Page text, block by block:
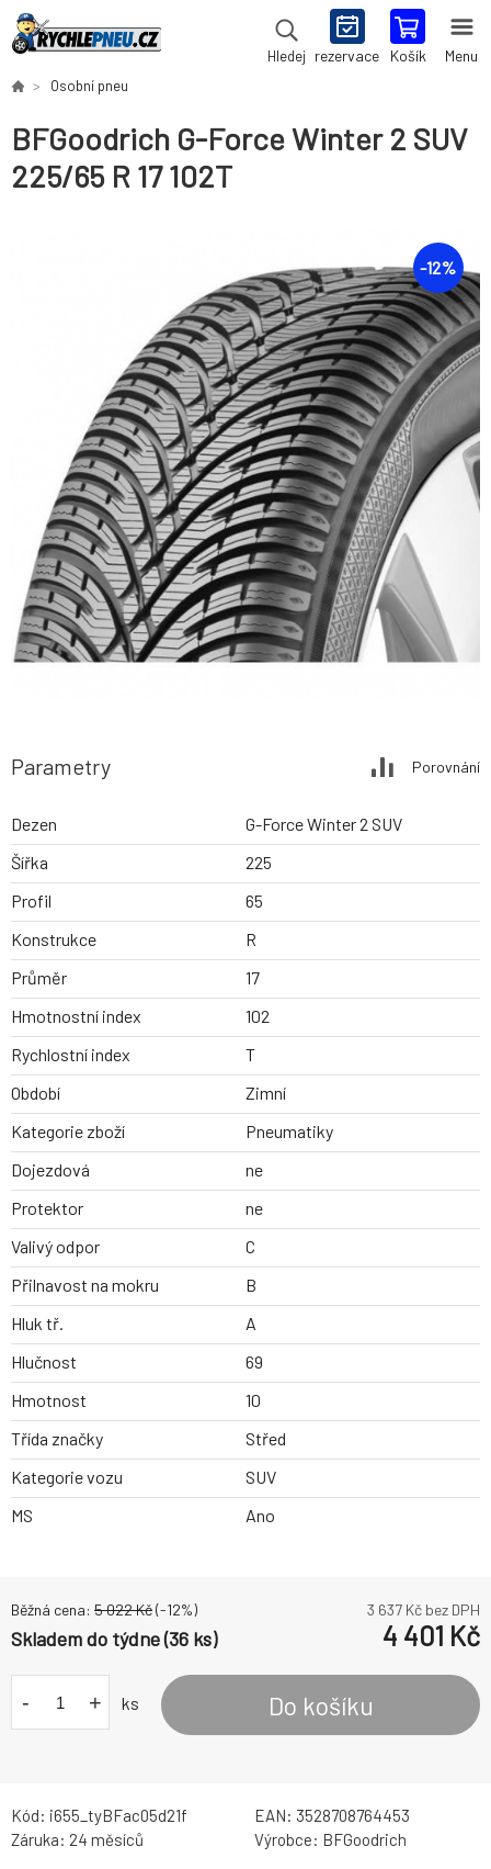
Hledej rezervace Košík Menu
Osobní pneu
BFGoodrich G-Force Winter 2 SUV
225/65 R 17 102T
-12%
Parametry Porovnání
Dezen
G-Force Winter 2 SUV
Šířka
225
Profil
65
Konstrukce
R
Průměr
17
Hmotnostní index
102
Rychlostní index
T
Období
Zimní
Kategorie zboží
Pneumatiky
Dojezdová
ne
Protektor
ne
Valivý odpor
C
Přilnavost na mokru
B
Hluk tř.
A
Hlučnost
69
Hmotnost
10
Třída značky
Střed
Kategorie vozu
SUV
MS
Ano
Běžná cena: 5 022Kč(-12%) 3 637 Kč bez DPH
Skladem do týdne (36 ks) 4 401 Kč
- + ks Do košíku
Kód: i655_tyBFac05d21f EAN: 3528708764453
Záruka: 24 měsíců Výrobce: BFGoodrich